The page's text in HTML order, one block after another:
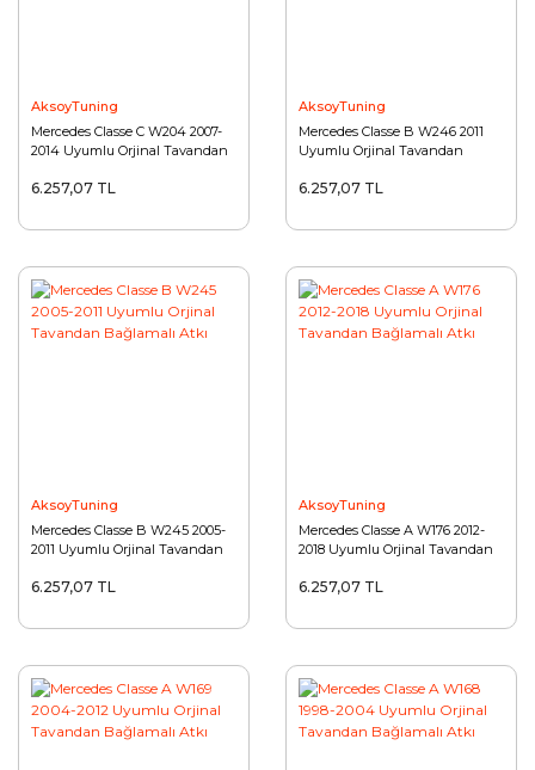
AksoyTuning
Mercedes Classe C W204 2007-
2014 Uyumlu Orjinal Tavandan
6.257,07 TL
AksoyTuning
Mercedes Classe B W246 2011
Uyumlu Orjinal Tavandan
6.257,07 TL
AksoyTuning
Mercedes Classe B W245 2005-
2011 Uyumlu Orjinal Tavandan
6.257,07 TL
AksoyTuning
Mercedes Classe A W176 2012-
2018 Uyumlu Orjinal Tavandan
6.257,07 TL